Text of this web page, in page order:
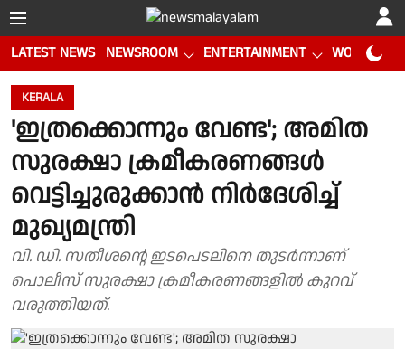
LATEST NEWS NEWSROOM ENTERTAINMENT WORLD CUP
KERALA
'ഇത്രക്കൊന്നും വേണ്ട'; അമിത
സുരക്ഷാ ക്രമീകരണങ്ങൾ
വെട്ടിച്ചുരുക്കാൻ നിർദേശിച്ച്
മുഖ്യമന്ത്രി
വി. ഡി. സതീശൻ്റെ ഇടപെടലിനെ തുടർന്നാണ്
പൊലീസ് സുരക്ഷാ ക്രമീകരണങ്ങളിൽ കുറവ്
വരുത്തിയത്.